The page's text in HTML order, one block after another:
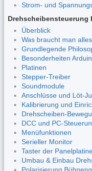
Strom- und
Drehscheibensteuerung
Überblick
Was braucht man
Grundlegende
Besonderheiten
Platinen
Stepper-Treiber
Soundmodule
Anschlüsse und Löt-
Kalibrierung und
Drehscheiben-
DCC und PC-
Menüfunktionen
Serieller Monitor
Taster der
Umbau & Einbau
Polarisierung